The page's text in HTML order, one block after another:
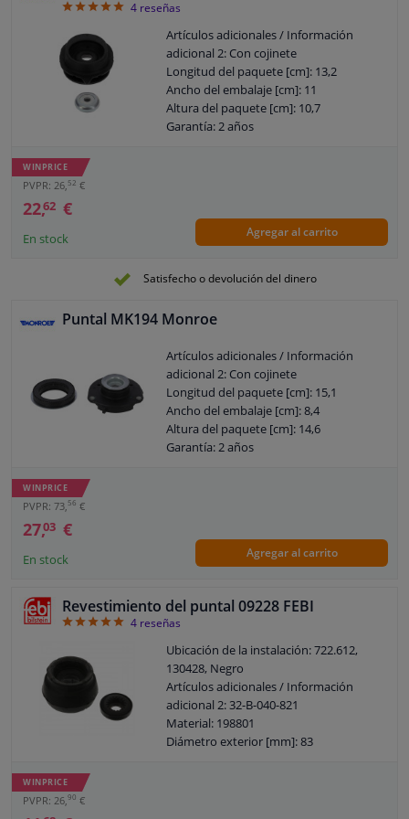
54 reseñas
Artículos adicionales / Información
adicional 2: Con cojinete
Longitud del paquete [cm]: 13,2
Ancho del embalaje [cm]: 11
Altura del paquete [cm]: 10,7
Garantía: 2 años
WINPRICE
PVPR: 26, 52 €
22,62 €
En stock Agregar al carrito
Satisfecho o devolución del dinero
Puntal MK194 Monroe
Artículos adicionales / Información
adicional 2: Con cojinete
Longitud del paquete [cm]: 15,1
Ancho del embalaje [cm]: 8,4
Altura del paquete [cm]: 14,6
Garantía: 2 años
WINPRICE
PVPR: 73, 56 €
27,03 €
En stock Agregar al carrito
Revestimiento del puntal 09228 FEBI
54 reseñas
Ubicación de la instalación: 722.612,
130428, Negro
Artículos adicionales / Información
adicional 2: 32-B-040-821
Material: 198801
Diámetro exterior [mm]: 83
WINPRICE
PVPR: 26, 90 €